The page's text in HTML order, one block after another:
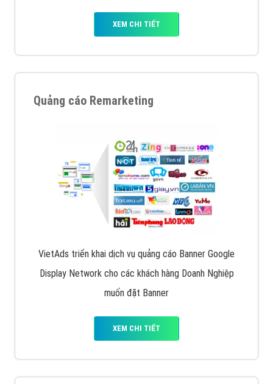
XEM CHI TIẾT
Quảng cáo Remarketing
VietAds triển khai dịch vụ quảng cáo Banner Google
Display Network cho các khách hàng Doanh Nghiệp
muốn đặt Banner
XEM CHI TIẾT